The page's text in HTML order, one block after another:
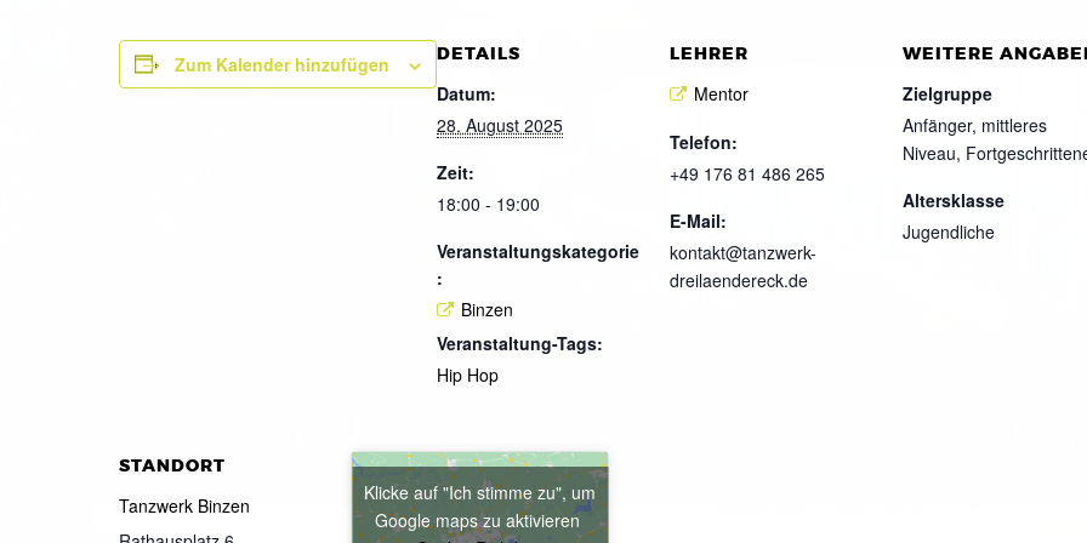
Zum Kalender hinzufügen DETAILS
Datum:
28. August 2025
Zeit:
18:00 - 19:00
Veranstaltungskategorie
:
Binzen
Veranstaltung-Tags:
Hip Hop
LEHRER
Mentor
Telefon:
+49 176 81 486 265
E-Mail:
kontakt@tanzwerk-
dreilaendereck.de
WEITERE
Zielgruppe
Anfänger, mittleres
Niveau,
Altersklasse
Jugendliche
STANDORT
Tanzwerk Binzen
Klicke auf "Ich stimme zu", um
Google maps zu aktivieren